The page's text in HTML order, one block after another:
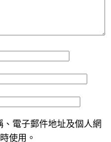
、電子郵件地址及個人網
使用。